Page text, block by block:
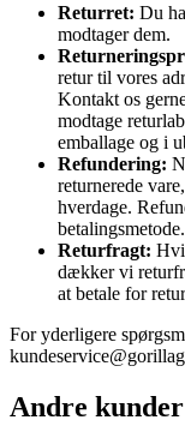
Returret: Du
modtager dem.
retur til vores
Kontakt os
modtage
emballage og i
Refundering:
returnerede
hverdage.
betalingsmetode.
Returfragt:
dækker vi
at betale for
For yderligere
Andre